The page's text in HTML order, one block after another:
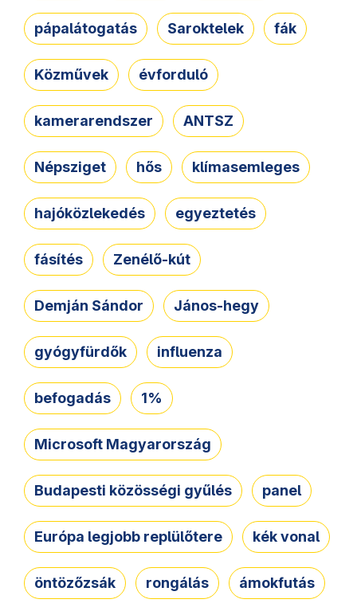
pápalátogatás Saroktelek fák
Közművek évforduló
kamerarendszer ANTSZ
Népsziget hős klímasemleges
hajóközlekedés egyeztetés
fásítés Zenélő-kút
Demján Sándor János-hegy
gyógyfürdők influenza
befogadás 1%
Microsoft Magyarország
Budapesti közösségi gyűlés panel
Európa legjobb replülőtere kék vonal
öntözőzsák rongálás ámokfutás